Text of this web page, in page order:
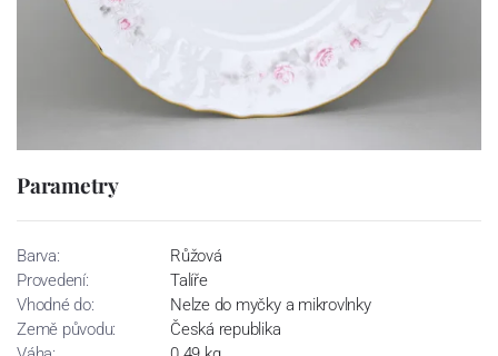
Parametry
Barva:
Růžová
Provedení:
Talíře
Vhodné do:
Nelze do myčky a mikrovlnky
Země původu:
Česká republika